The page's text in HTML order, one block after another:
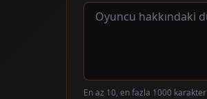
En az 10, en fazla 1000 karakter